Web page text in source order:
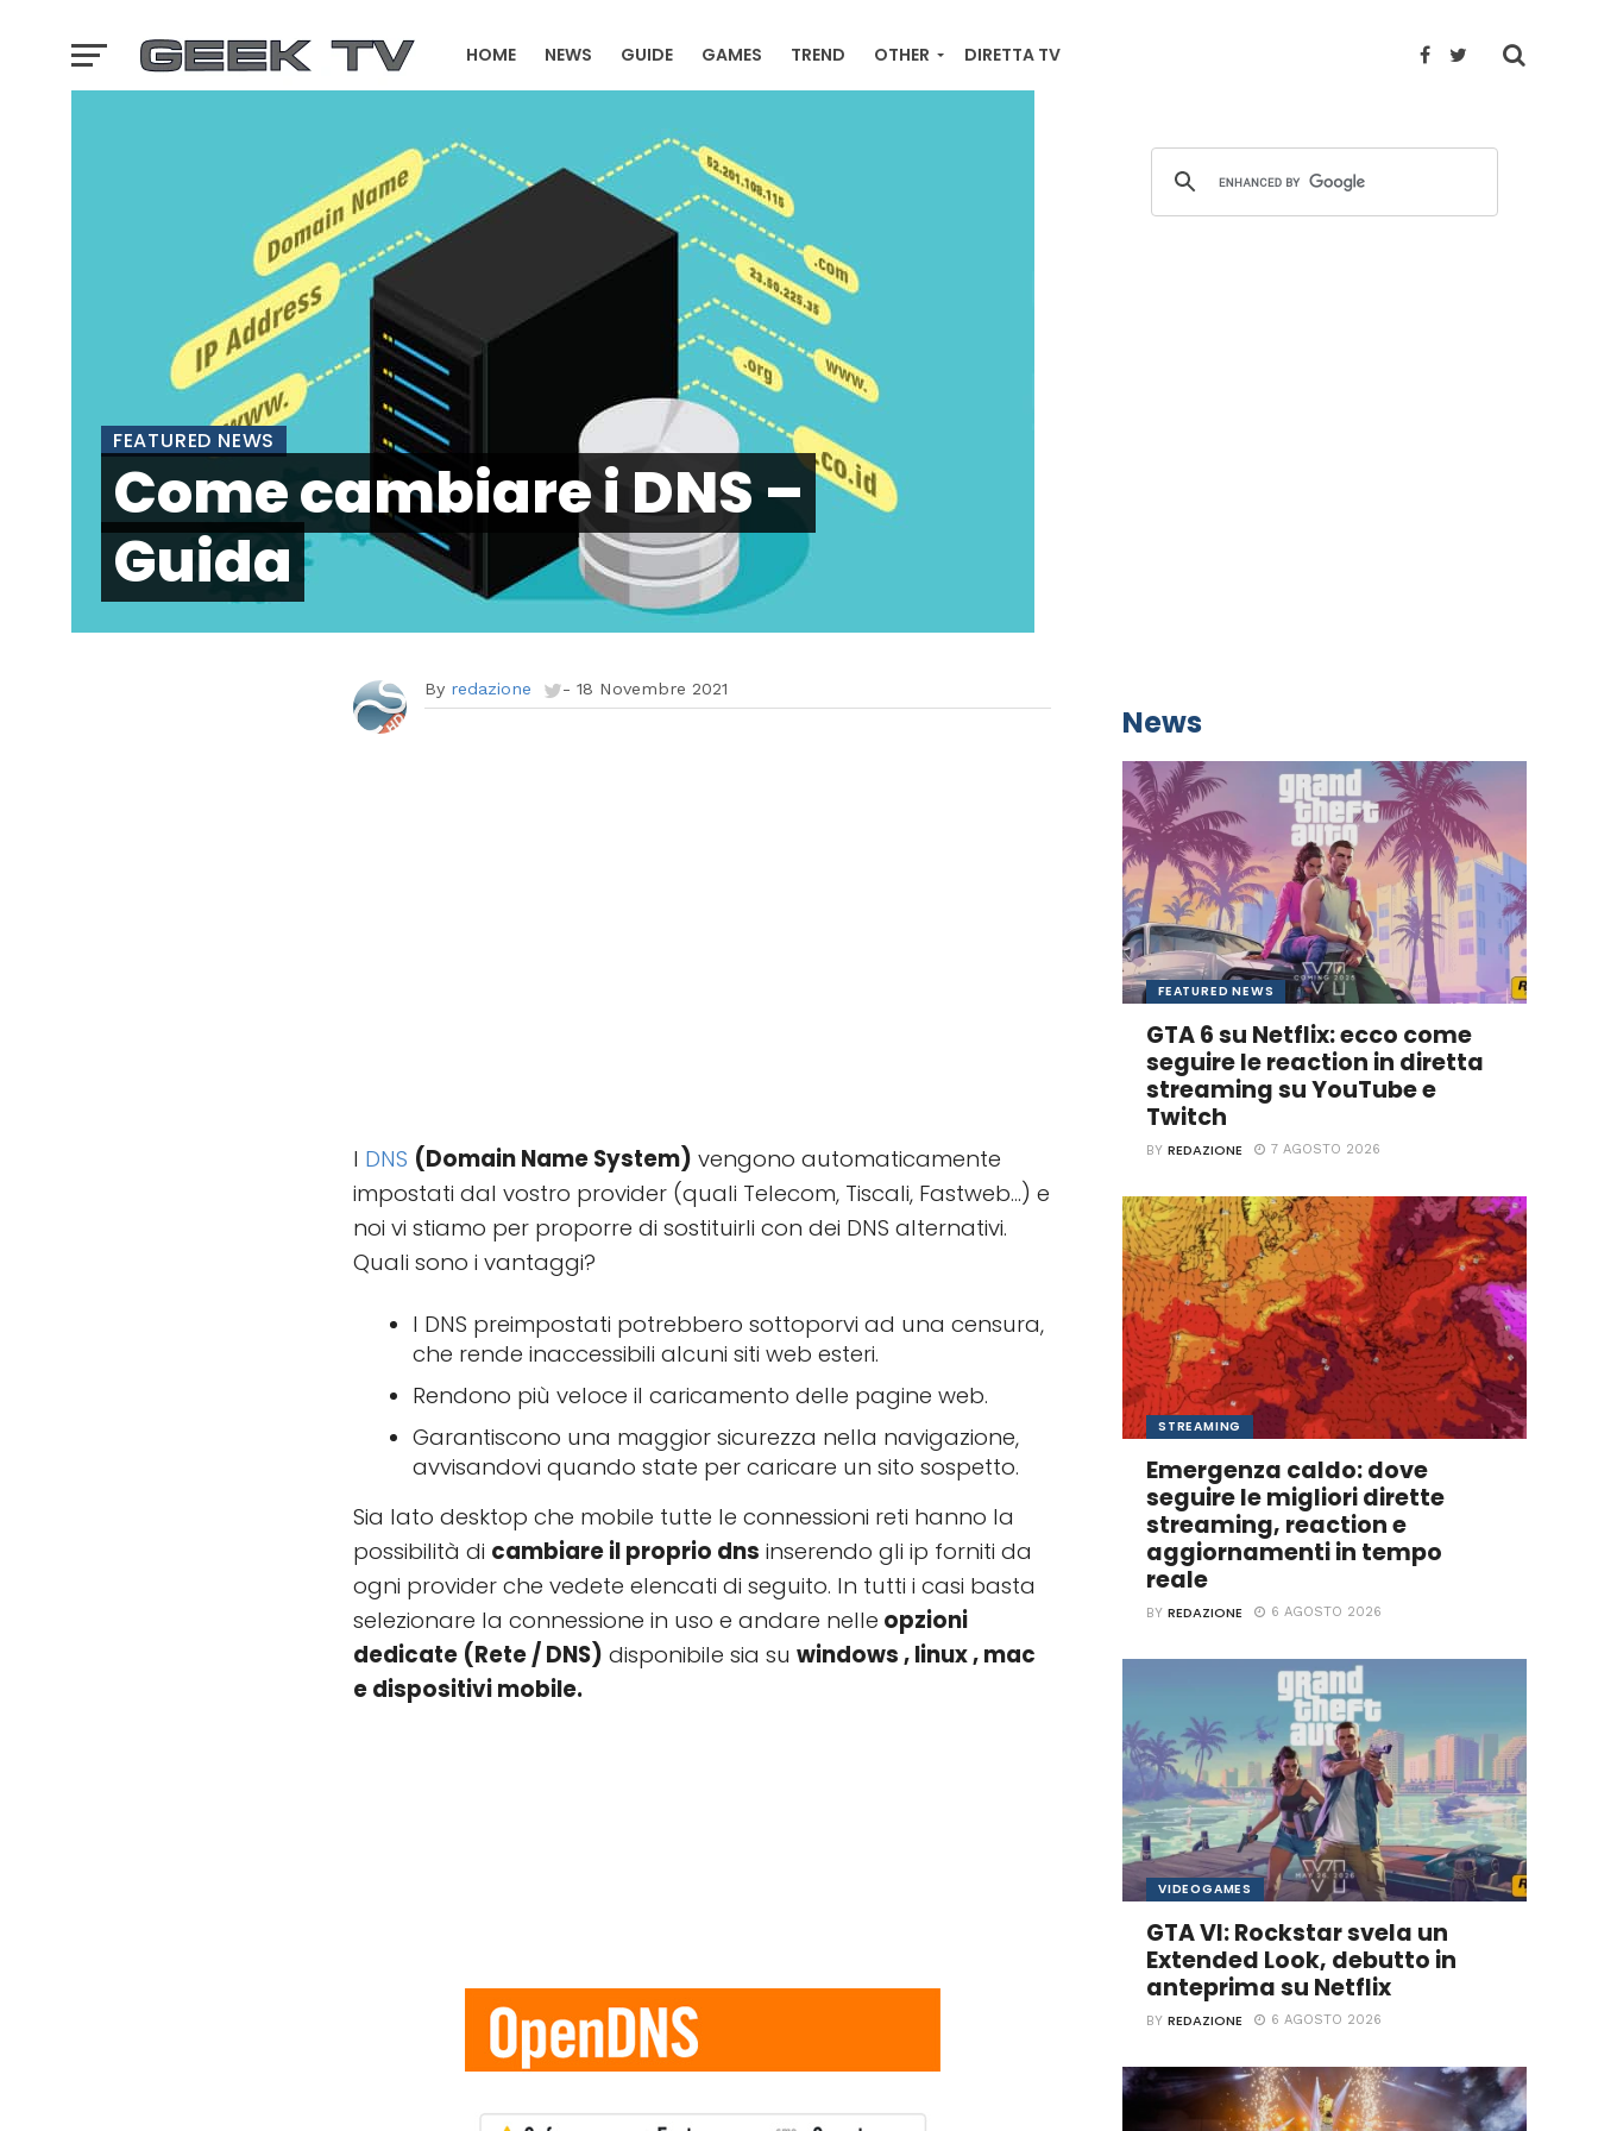
HOME NEWS GUIDE GAMES TREND OTHER DIRETTA TV
GTA 6 TRACKER ONLINE , ULTIME NEWS, ORDINI E DOWNLOAD
FEATURED NEWS
Come cambiare i DNS –
Guida
By redazione -18 Novembre 2021
I DNS (Domain Name System) vengono automaticamente
impostati dal vostro provider (quali Telecom, Tiscali, Fastweb…) e
noi vi stiamo per proporre di sostituirli con dei DNS alternativi.
Quali sono i vantaggi?
I DNS preimpostati potrebbero sottoporvi ad una censura,
che rende inaccessibili alcuni siti web esteri.
Rendono più veloce il caricamento delle pagine web.
Garantiscono una maggior sicurezza nella navigazione,
avvisandovi quando state per caricare un sito sospetto.
Sia lato desktop che mobile tutte le connessioni reti hanno la
possibilità di cambiare il proprio dns inserendo gli ip forniti da
ogni provider che vedete elencati di seguito. In tutti i casi basta
selezionare la connessione in uso e andare nelle opzioni
dedicate (Rete / DNS) disponibile sia suwindows , linux , mac
e dispositivi mobile.
News
FEATURED NEWS
GTA 6 su Netflix: ecco come
seguire le reaction in diretta
streaming su YouTube e
Twitch
BYREDAZIONE 7 AGOSTO 2026
STREAMING
Emergenza caldo: dove
seguire le migliori dirette
streaming, reaction e
aggiornamenti in tempo
reale
BYREDAZIONE 6 AGOSTO 2026
VIDEOGAMES
GTA VI: Rockstar svela un
Extended Look, debutto in
anteprima su Netflix
BYREDAZIONE 6 AGOSTO 2026